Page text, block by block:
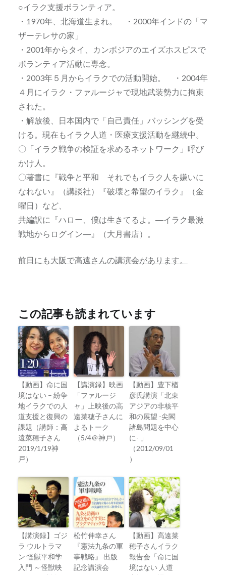
○イラク支援ボランティア。
・1970年、北海道生まれ。 ・2000年インドの「マ
ザーテレサの家」
・2001年からタイ、カンボジアのエイズホスピスで
ボランティア活動に専念。
・2003年５月からイラクでの活動開始。 ・2004年
４月にイラク・ファルージャで現地武装勢力に拘束
された。
・解放後、日本国内で「自己責任」バッシングを受
ける。 現在もイラク人道・医療支援活動を継続中。
〇「イラク戦争の検証を求めるネットワーク」呼び
かけ人 。
〇著書に『戦争と平和 それでもイラク人を嫌いに
なれない』（講談社）『破壊と希望のイラク』（金
曜日）など、
共編訳に『ハロー、僕は生きてるよ。―イラク最激
戦地からログイン―』（大月書店）。
前日にも大阪で高遠さんの講演会があります。
この記事も読まれています
【動画】命に国
境はない – 紛争
地イラクでの人
道支援と復興の
課題（講師：高
遠菜穂子さん
2019/1/19神
戸）
【講演録】映画
「ファルージ
ャ」上映後の高
遠菜穂子さんに
よるトーク
（5/4＠神戸）
【動画】豊下楢
彦氏講演「北東
アジアの非核平
和の展望 -尖閣
諸島問題を中心
に- 」
（2012/09/01
）
【講演録】ゴジ
ラ ウルトラマ
ン 怪獣平和学
入門 ～怪獣映
松竹伸幸さん
『憲法九条の軍
事戦略』 出版
記念講演会
【動画】高遠菜
穂子さんイラク
報告会「命に国
境はない 人道